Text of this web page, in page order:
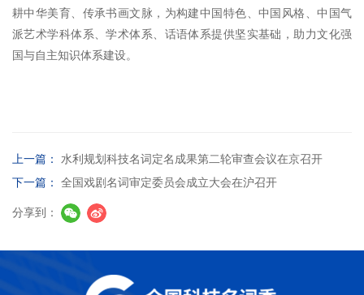
耕中华美育、传承书画文脉，为构建中国特色、中国风格、中国气
派艺术学科体系、学术体系、话语体系提供坚实基础，助力文化强
国与自主知识体系建设。
上一篇：
水利规划科技名词定名成果第二轮审查会议在京召开
下一篇：
全国戏剧名词审定委员会成立大会在沪召开
分享到：